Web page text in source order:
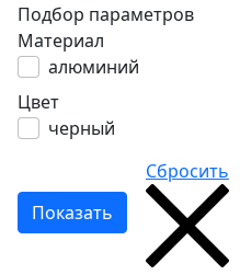
Подбор параметров
Материал
алюминий
Цвет
черный
Сбросить